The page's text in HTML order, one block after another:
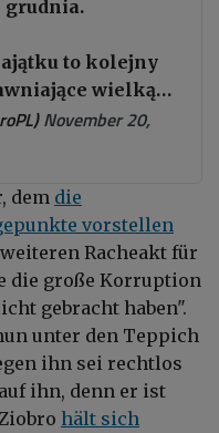
to kolejny
wielką…
November 20,
dem die
vorstellen
Racheakt für
die große Korruption
gebracht haben".
unter den Teppich
ihn sei rechtlos
ihn, denn er ist
hält sich